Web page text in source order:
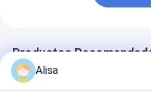
Productos
Alisa